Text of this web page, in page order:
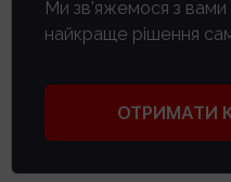
Ми зв'яжемося з
найкраще рішення
ОТРИМАТИ